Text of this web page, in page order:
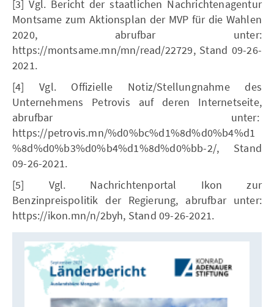
[3] Vgl. Bericht der staatlichen Nachrichtenagentur
Montsame zum Aktionsplan der MVP für die Wahlen
2020, abrufbar unter:
https://montsame.mn/mn/read/22729, Stand 09-26-
2021.
[4] Vgl. Offizielle Notiz/Stellungnahme des
Unternehmens Petrovis auf deren Internetseite,
abrufbar unter:
https://petrovis.mn/%d0%bc%d1%8d%d0%b4%d1
%8d%d0%b3%d0%b4%d1%8d%d0%bb-2/, Stand
09-26-2021.
[5] Vgl. Nachrichtenportal Ikon zur
Benzinpreispolitik der Regierung, abrufbar unter:
https://ikon.mn/n/2byh, Stand 09-26-2021.